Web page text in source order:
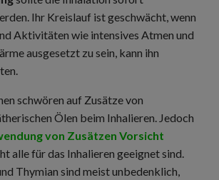
Ihr Kreislauf ist geschwächt, wenn
Aktivitäten wie intensives Atmen und
ausgesetzt zu sein, kann ihn
schwören auf Zusätze von
Ölen beim Inhalieren. Jedoch
von Zusätzen Vorsicht
alle für das Inhalieren geeignet sind.
Thymian sind meist unbedenklich,